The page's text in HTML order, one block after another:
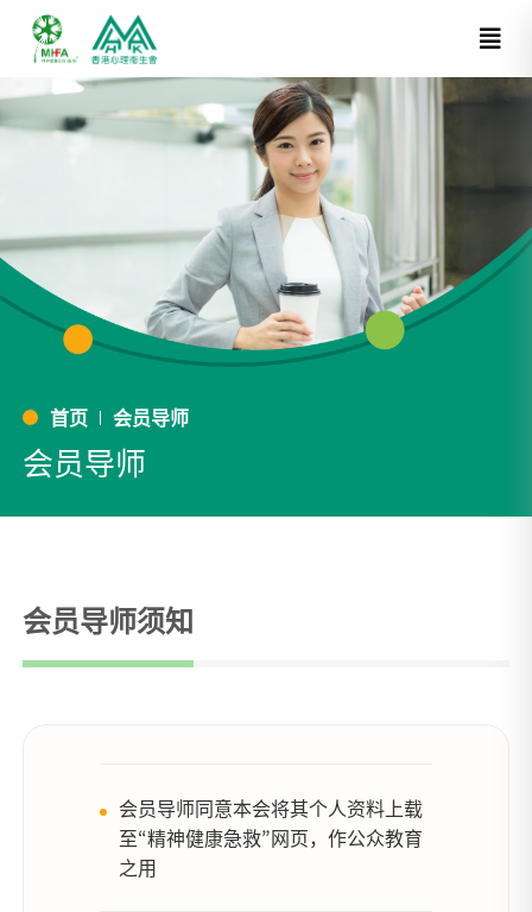
首页 会员导师
会员导师
会员导师须知
会员导师同意本会将其个人资料上载
至“精神健康急救”网页，作公众教育
之用